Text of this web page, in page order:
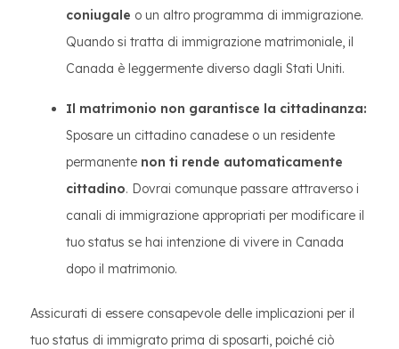
coniugale o un altro programma di immigrazione.
Quando si tratta di immigrazione matrimoniale, il
Canada è leggermente diverso dagli Stati Uniti.
Il matrimonio non garantisce la cittadinanza:
Sposare un cittadino canadese o un residente
permanente non ti rende automaticamente
cittadino. Dovrai comunque passare attraverso i
canali di immigrazione appropriati per modificare il
tuo status se hai intenzione di vivere in Canada
dopo il matrimonio.
Assicurati di essere consapevole delle implicazioni per il
tuo status di immigrato prima di sposarti, poiché ciò